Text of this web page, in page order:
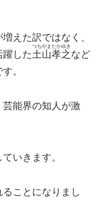
えた訳ではなく、
した土山孝之
つちやまたかゆき
など
。
能界の知人が激
いきます。
ことになりまし